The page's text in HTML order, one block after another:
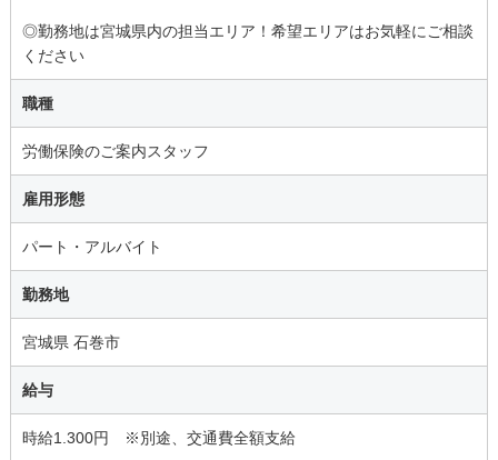
◎勤務地は宮城県内の担当エリア！希望エリアはお気軽にご相談
ください
職種
労働保険のご案内スタッフ
雇用形態
パート・アルバイト
勤務地
宮城県 石巻市
給与
時給1.300円 ※別途、交通費全額支給